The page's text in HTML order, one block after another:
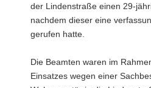
der Lindenstraße einen 29-
nachdem dieser eine
gerufen hatte.
Die Beamten waren im
Einsatzes wegen einer